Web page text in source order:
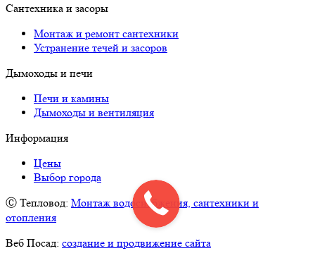
Сантехника и засоры
Монтаж и ремонт сантехники
Устранение течей и засоров
Дымоходы и печи
Печи и камины
Дымоходы и вентиляция
Информация
Цены
Выбор города
Ⓒ Тепловод: Монтаж водоснабжения, сантехники и
отопления
Веб Посад: создание и продвижение сайта